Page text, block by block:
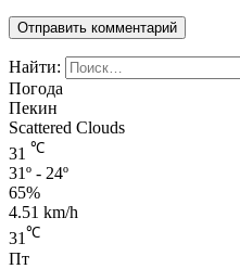
Найти:
Погода
Пекин
Scattered Clouds
31 ℃
31º - 24º
65%
4.51 km/h
31℃
Пт